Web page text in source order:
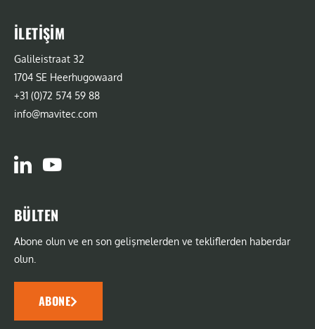
İLETIŞIM
Galileistraat 32
1704 SE Heerhugowaard
+31 (0)72 574 59 88
info@mavitec.com
BÜLTEN
Abone olun ve en son gelişmelerden ve tekliflerden haberdar
olun.
ABONE